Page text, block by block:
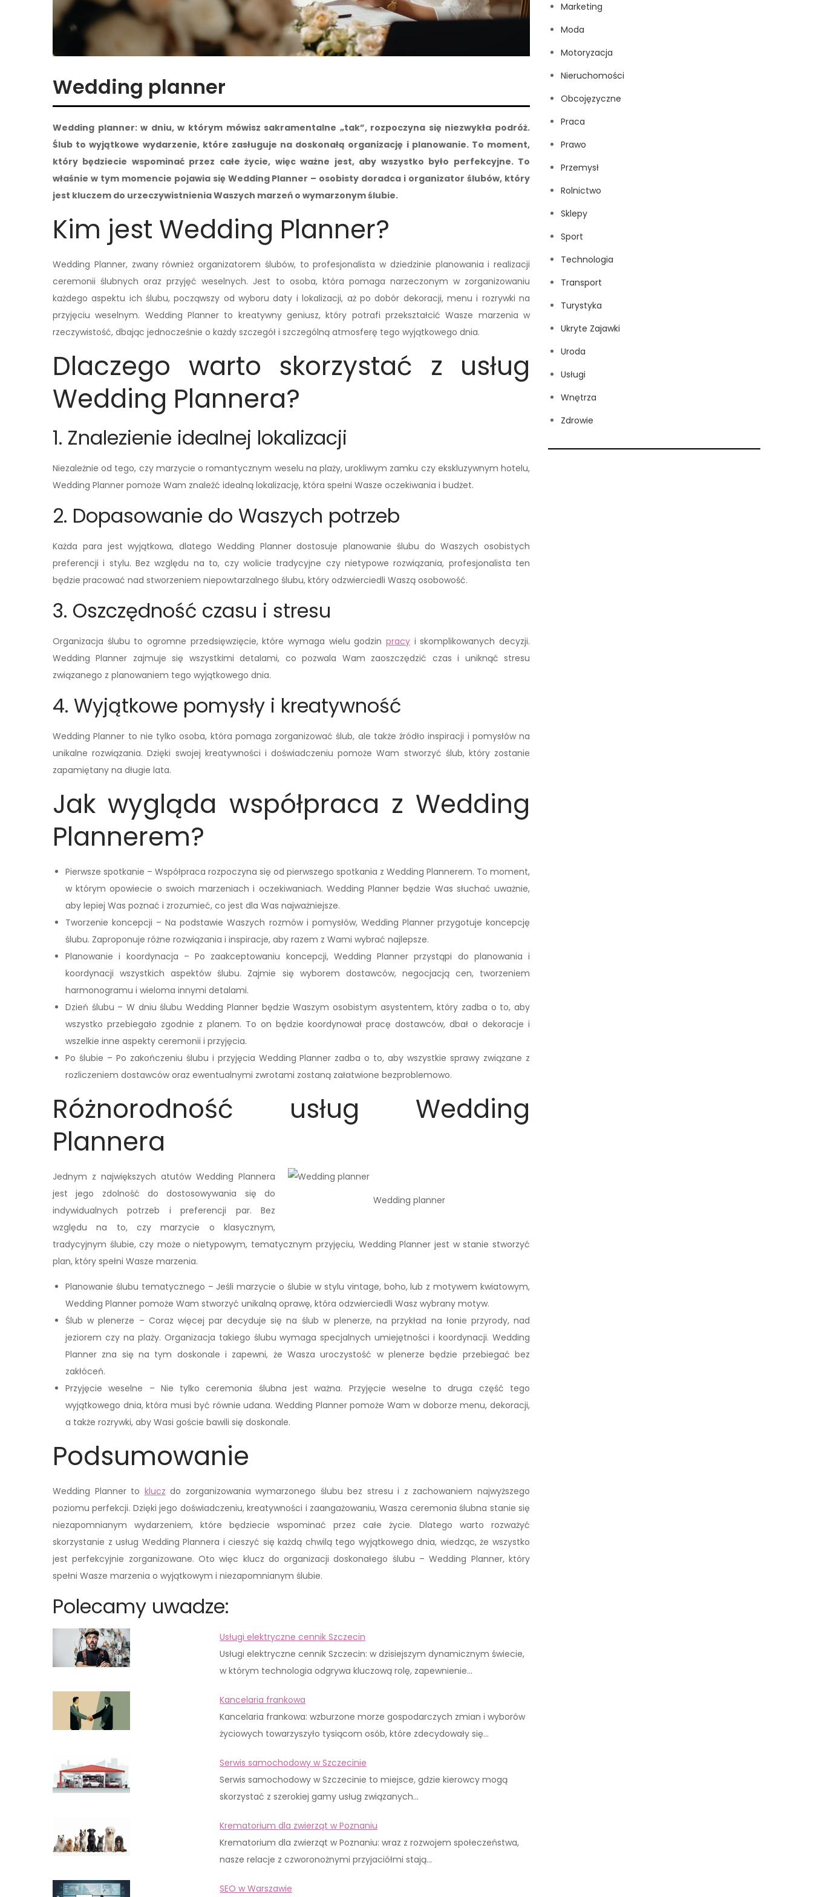
Wedding planner
Wedding planner: w dniu, w którym mówisz sakramentalne „tak”, rozpoczyna się niezwykła podróż.
Ślub to wyjątkowe wydarzenie, które zasługuje na doskonałą organizację i planowanie. To moment,
który będziecie wspominać przez całe życie, więc ważne jest, aby wszystko było perfekcyjne. To
właśnie w tym momencie pojawia się Wedding Planner – osobisty doradca i organizator ślubów, który
jest kluczem do urzeczywistnienia Waszych marzeń o wymarzonym ślubie.
Kim jest Wedding Planner?
Wedding Planner, zwany również organizatorem ślubów, to profesjonalista w dziedzinie planowania i realizacji
ceremonii ślubnych oraz przyjęć weselnych. Jest to osoba, która pomaga narzeczonym w zorganizowaniu
każdego aspektu ich ślubu, począwszy od wyboru daty i lokalizacji, aż po dobór dekoracji, menu i rozrywki na
przyjęciu weselnym. Wedding Planner to kreatywny geniusz, który potrafi przekształcić Wasze marzenia w
rzeczywistość, dbając jednocześnie o każdy szczegół i szczególną atmosferę tego wyjątkowego dnia.
Dlaczego warto skorzystać z usług
Wedding Plannera?
1. Znalezienie idealnej lokalizacji
Niezależnie od tego, czy marzycie o romantycznym weselu na plaży, urokliwym zamku czy ekskluzywnym hotelu,
Wedding Planner pomoże Wam znaleźć idealną lokalizację, która spełni Wasze oczekiwania i budżet.
2. Dopasowanie do Waszych potrzeb
Każda para jest wyjątkowa, dlatego Wedding Planner dostosuje planowanie ślubu do Waszych osobistych
preferencji i stylu. Bez względu na to, czy wolicie tradycyjne czy nietypowe rozwiązania, profesjonalista ten
będzie pracować nad stworzeniem niepowtarzalnego ślubu, który odzwierciedli Waszą osobowość.
3. Oszczędność czasu i stresu
Organizacja ślubu to ogromne przedsięwzięcie, które wymaga wielu godzin pracy i skomplikowanych decyzji.
Wedding Planner zajmuje się wszystkimi detalami, co pozwala Wam zaoszczędzić czas i uniknąć stresu
związanego z planowaniem tego wyjątkowego dnia.
4. Wyjątkowe pomysły i kreatywność
Wedding Planner to nie tylko osoba, która pomaga zorganizować ślub, ale także źródło inspiracji i pomysłów na
unikalne rozwiązania. Dzięki swojej kreatywności i doświadczeniu pomoże Wam stworzyć ślub, który zostanie
zapamiętany na długie lata.
Jak wygląda współpraca z Wedding
Plannerem?
Pierwsze spotkanie – Współpraca rozpoczyna się od pierwszego spotkania z Wedding Plannerem. To moment,
w którym opowiecie o swoich marzeniach i oczekiwaniach. Wedding Planner będzie Was słuchać uważnie,
aby lepiej Was poznać i zrozumieć, co jest dla Was najważniejsze.
Tworzenie koncepcji – Na podstawie Waszych rozmów i pomysłów, Wedding Planner przygotuje koncepcję
ślubu. Zaproponuje różne rozwiązania i inspiracje, aby razem z Wami wybrać najlepsze.
Planowanie i koordynacja – Po zaakceptowaniu koncepcji, Wedding Planner przystąpi do planowania i
koordynacji wszystkich aspektów ślubu. Zajmie się wyborem dostawców, negocjacją cen, tworzeniem
harmonogramu i wieloma innymi detalami.
Dzień ślubu – W dniu ślubu Wedding Planner będzie Waszym osobistym asystentem, który zadba o to, aby
wszystko przebiegało zgodnie z planem. To on będzie koordynował pracę dostawców, dbał o dekoracje i
wszelkie inne aspekty ceremonii i przyjęcia.
Po ślubie – Po zakończeniu ślubu i przyjęcia Wedding Planner zadba o to, aby wszystkie sprawy związane z
rozliczeniem dostawców oraz ewentualnymi zwrotami zostaną załatwione bezproblemowo.
Różnorodność usług Wedding
Plannera
Wedding planner
Jednym z największych atutów Wedding Plannera
jest jego zdolność do dostosowywania się do
indywidualnych potrzeb i preferencji par. Bez
względu na to, czy marzycie o klasycznym,
tradycyjnym ślubie, czy może o nietypowym, tematycznym przyjęciu, Wedding Planner jest w stanie stworzyć
plan, który spełni Wasze marzenia.
Planowanie ślubu tematycznego – Jeśli marzycie o ślubie w stylu vintage, boho, lub z motywem kwiatowym,
Wedding Planner pomoże Wam stworzyć unikalną oprawę, która odzwierciedli Wasz wybrany motyw.
Ślub w plenerze – Coraz więcej par decyduje się na ślub w plenerze, na przykład na łonie przyrody, nad
jeziorem czy na plaży. Organizacja takiego ślubu wymaga specjalnych umiejętności i koordynacji. Wedding
Planner zna się na tym doskonale i zapewni, że Wasza uroczystość w plenerze będzie przebiegać bez
zakłóceń.
Przyjęcie weselne – Nie tylko ceremonia ślubna jest ważna. Przyjęcie weselne to druga część tego
wyjątkowego dnia, która musi być równie udana. Wedding Planner pomoże Wam w doborze menu, dekoracji,
a także rozrywki, aby Wasi goście bawili się doskonale.
Podsumowanie
Wedding Planner to klucz do zorganizowania wymarzonego ślubu bez stresu i z zachowaniem najwyższego
poziomu perfekcji. Dzięki jego doświadczeniu, kreatywności i zaangażowaniu, Wasza ceremonia ślubna stanie się
niezapomnianym wydarzeniem, które będziecie wspominać przez całe życie. Dlatego warto rozważyć
skorzystanie z usług Wedding Plannera i cieszyć się każdą chwilą tego wyjątkowego dnia, wiedząc, że wszystko
jest perfekcyjnie zorganizowane. Oto więc klucz do organizacji doskonałego ślubu – Wedding Planner, który
spełni Wasze marzenia o wyjątkowym i niezapomnianym ślubie.
Polecamy uwadze:
Usługi elektryczne cennik Szczecin
Usługi elektryczne cennik Szczecin: w dzisiejszym dynamicznym świecie,
w którym technologia odgrywa kluczową rolę, zapewnienie…
Kancelaria frankowa
Kancelaria frankowa: wzburzone morze gospodarczych zmian i wyborów
życiowych towarzyszyło tysiącom osób, które zdecydowały się…
Serwis samochodowy w Szczecinie
Serwis samochodowy w Szczecinie to miejsce, gdzie kierowcy mogą
skorzystać z szerokiej gamy usług związanych…
Krematorium dla zwierząt w Poznaniu
Krematorium dla zwierząt w Poznaniu: wraz z rozwojem społeczeństwa,
nasze relacje z czworonożnymi przyjaciółmi stają…
SEO w Warszawie
Marketing
Moda
Motoryzacja
Nieruchomości
Obcojęzyczne
Praca
Prawo
Przemysł
Rolnictwo
Sklepy
Sport
Technologia
Transport
Turystyka
Ukryte Zajawki
Uroda
Usługi
Wnętrza
Zdrowie